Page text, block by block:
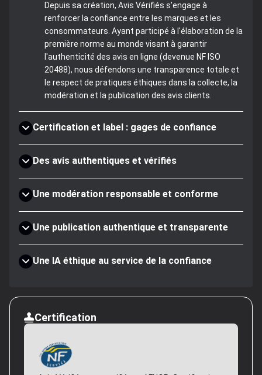
Depuis sa création, Avis Vérifiés s'engage à
renforcer la confiance entre les marques et les
consommateurs. Ayant participé à l'élaboration de la
première norme au monde visant à garantir
l'authenticité des avis en ligne (devenue NF ISO
20488), nous défendons une transparence totale et
le respect de pratiques éthiques dans la collecte, la
modération et la publication des avis clients.
Certification et label : gages de confiance
Des avis authentiques et vérifiés
Une modération responsable et conforme
Une publication authentique et transparente
Une IA éthique au service de la confiance
Certification